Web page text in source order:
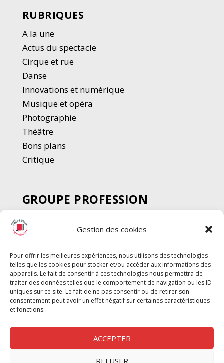
Gestion des cookies
Pour offrir les meilleures expériences, nous utilisons des technologies
telles que les cookies pour stocker et/ou accéder aux informations des
appareils. Le fait de consentir à ces technologies nous permettra de
traiter des données telles que le comportement de navigation ou les ID
uniques sur ce site. Le fait de ne pas consentir ou de retirer son
consentement peut avoir un effet négatif sur certaines caractéristiques
et fonctions.
ACCEPTER
REFUSER
RUBRIQUES
A la une
Actus du spectacle
Cirque et rue
Danse
Innovations et numérique
Musique et opéra
Photographie
Théâtre
Bons plans
Critique
GROUPE PROFESSION
SPECTACLE
Chèque Intermittents
Chèque Compta
Chèque Emploi Spectacle
G-Pods
Profession Audio-visuel